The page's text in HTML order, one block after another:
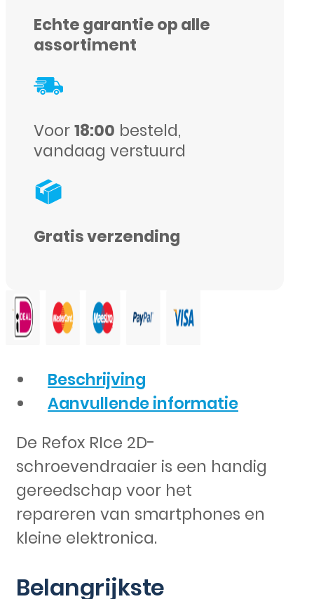
Echte garantie op alle
assortiment
Voor18:00 besteld,
vandaag verstuurd
Gratis verzending
Beschrijving
Aanvullende informatie
De Refox RIce 2D-
schroevendraaier is een handig
gereedschap voor het
repareren van smartphones en
kleine elektronica.
Belangrijkste